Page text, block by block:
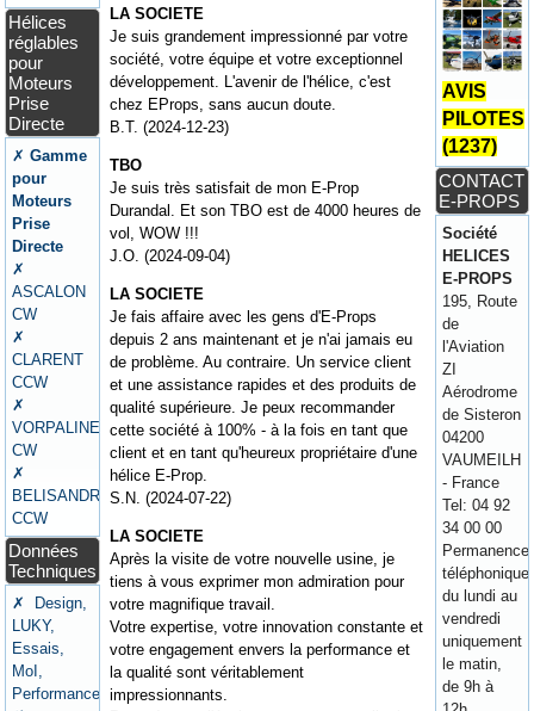
Hélices
réglables
pour
Moteurs
Prise
Directe
✗Gamme
pour
Moteurs
Prise
Directe
✗
ASCALON
CW
✗
CLARENT
CCW
✗
VORPALINE
CW
✗
BELISANDRE
CCW
Données
Techniques
✗ Design,
LUKY,
Essais,
MoI,
Performances
LA SOCIETE
Je suis grandement impressionné par votre
société, votre équipe et votre exceptionnel
développement. L'avenir de l'hélice, c'est
chez EProps, sans aucun doute.
B.T. (2024-12-23)
TBO
Je suis très satisfait de mon E-Prop
Durandal. Et son TBO est de 4000 heures de
vol, WOW !!!
J.O. (2024-09-04)
LA SOCIETE
Je fais affaire avec les gens d'E-Props
depuis 2 ans maintenant et je n'ai jamais eu
de problème. Au contraire. Un service client
et une assistance rapides et des produits de
qualité supérieure. Je peux recommander
cette société à 100% - à la fois en tant que
client et en tant qu'heureux propriétaire d'une
hélice E-Prop.
S.N. (2024-07-22)
LA SOCIETE
Après la visite de votre nouvelle usine, je
tiens à vous exprimer mon admiration pour
votre magnifique travail.
Votre expertise, votre innovation constante et
votre engagement envers la performance et
la qualité sont véritablement
impressionnants.
AVIS
PILOTES
(1237)
CONTACT
E-PROPS
Société
HELICES
E-PROPS
195, Route
de
l'Aviation
ZI
Aérodrome
de Sisteron
04200
VAUMEILH
- France
Tel: 04 92
34 00 00
Permanence
téléphonique
du lundi au
vendredi
uniquement
le matin,
de 9h à